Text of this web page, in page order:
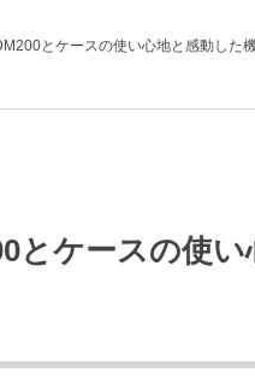
とケースの使い心地と感動した
とケースの使